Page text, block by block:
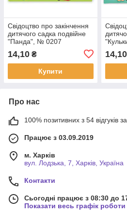
Свідоцтво про закінчення
дитячого садка подвійне
"Панда", № 0207
14,10 ₴
Купити
14,10
Про нас
100% позитивних з 54 відгуків за
Працює з 03.09.2019
м. Харків
вул. Лодзька, 7, Харків, Україна
Контакти
Сьогодні працює з 08:30 до
Показати весь графік роботи